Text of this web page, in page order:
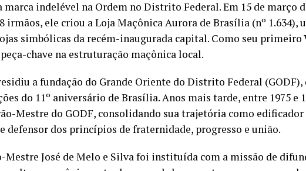
marca indelével na Ordem no Distrito Federal. Em 15 de março
irmãos, ele criou a Loja Maçônica Aurora de Brasília (nº 1.634),
simbólicas da recém-inaugurada capital. Como seu primeiro
chave na estruturação maçônica local.
a fundação do Grande Oriente do Distrito Federal (GODF),
do 11º aniversário de Brasília. Anos mais tarde, entre 1975 e
Mestre do GODF, consolidando sua trajetória como
defensor dos princípios de fraternidade, progresso e união.
Mestre José de Melo e Silva foi instituída com a missão de